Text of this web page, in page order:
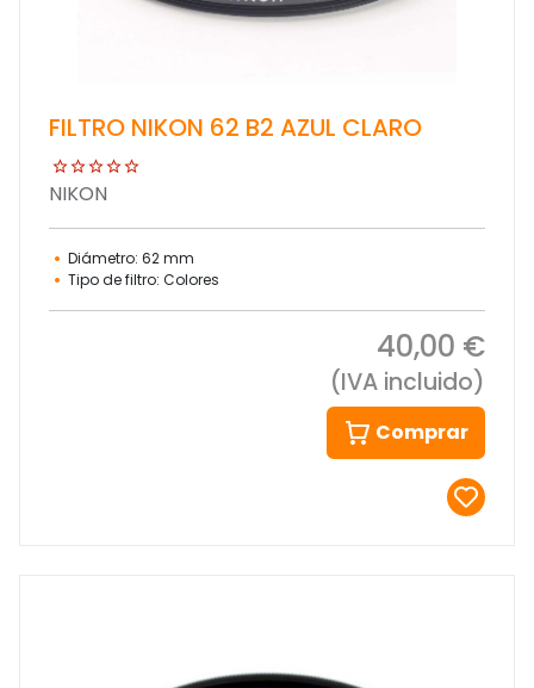
FILTRO NIKON 62 B2 AZUL CLARO
NIKON
Diámetro: 62 mm
Tipo de filtro: Colores
40,00 €
(IVA incluido)
Comprar